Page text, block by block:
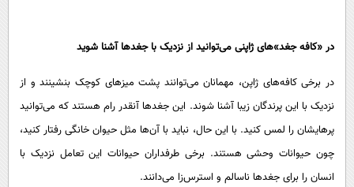
در «کافه جغد»‌های ژاپنی می‌توانید از نزدیک با جغد‌ها آشنا شوید
در برخی کافه‌های ژاپن، مهمانان می‌توانند پشت میز‌های کوچک بنشینند و از
نزدیک با این پرندگان زیبا آشنا شوند. این جغد‌ها آنقدر رام هستند که می‌توانید
پرهایشان را لمس کنید. با این حال، نباید با آن‌ها مثل حیوان خانگی رفتار کنید،
چون حیوانات وحشی هستند. برخی طرفداران حیوانات این تعامل نزدیک با
انسان را برای جغد‌ها ناسالم و استرس‌زا می‌دانند.